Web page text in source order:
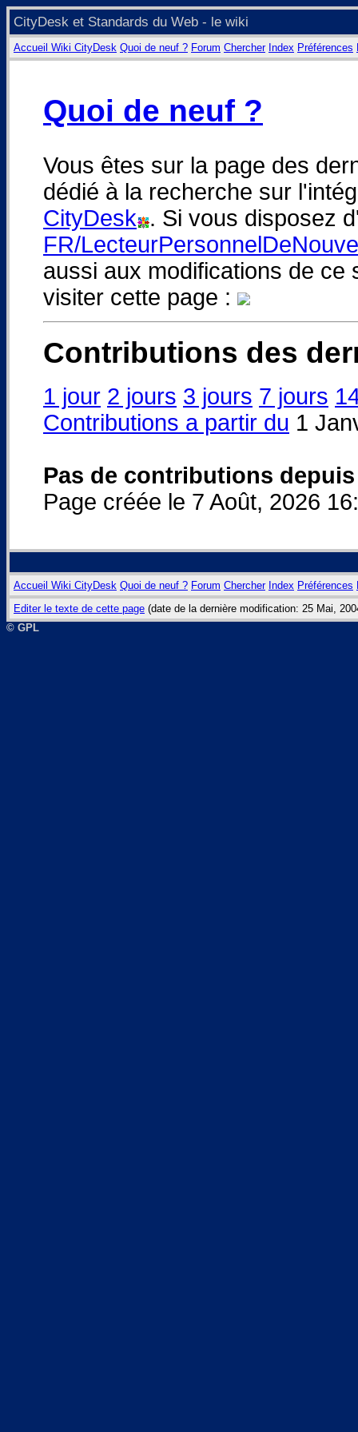
CityDesk et Standards du Web - le wiki
Accueil Wiki CityDesk Quoi de neuf ? Forum Chercher Index Préférences
Quoi de neuf ?
Vous êtes sur la page des
dédié à la recherche sur
CityDesk . Si vous disposez
FR/
aussi aux modifications de ce
visiter cette page :
Contributions des
1 jour 2 jours 3 jours 7 jours
Contributions a partir du 1
Pas de contributions depuis
Page créée le 7 Août, 2026
Accueil Wiki CityDesk Quoi de neuf ? Forum Chercher Index Préférences
Editer le texte de cette page (date de la dernière modification: 25 Mai,
© GPL